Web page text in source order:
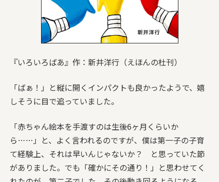
『いろいろばあ』作：新井洋行（えほんの杜刊）
「ばぁ！」と縦に開くインパクトも良かったようで、嬉
しそうに目で追っていました。
「赤ちゃん絵本を手渡すのは生後6ヶ月くらいか
ら……」と、よく言われるのですが、僕は第一子の子育
て経験上、それは早いんじゃないか？ と思っていた節
がありました。でも「確かにその通り！」と思わせてく